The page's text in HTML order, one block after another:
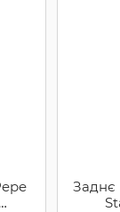
Заднє